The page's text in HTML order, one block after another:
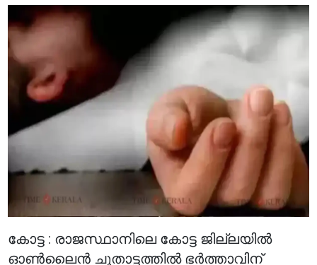
കോട്ട : രാജസ്ഥാനിലെ കോട്ട ജില്ലയിൽ
ഓൺലൈൻ ചൂതാട്ടത്തിൽ ഭർത്താവിന്